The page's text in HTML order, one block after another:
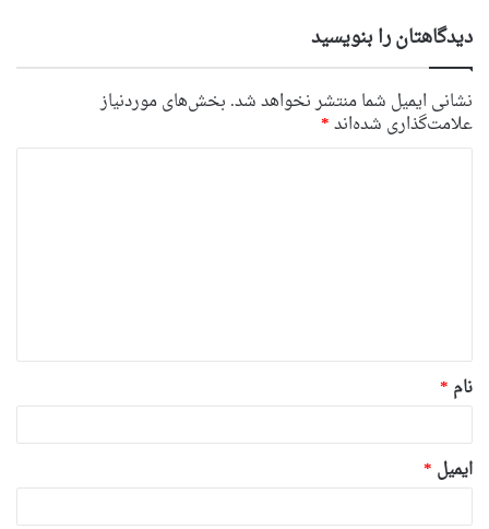
دیدگاهتان را بنویسید
نشانی ایمیل شما منتشر نخواهد شد. بخش‌های موردنیاز
علامت‌گذاری شده‌اند*
*
نام *
ایمیل *